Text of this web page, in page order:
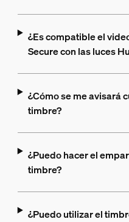
¿Es compatible el
Secure con las luces
¿Cómo se me avisará
timbre?
¿Puedo hacer el
timbre?
¿Puedo utilizar el